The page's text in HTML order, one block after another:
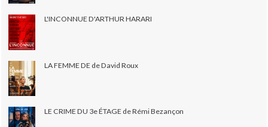
L'INCONNUE D'ARTHUR HARARI
LA FEMME DE de David Roux
LE CRIME DU 3e ÉTAGE de Rémi Bezançon